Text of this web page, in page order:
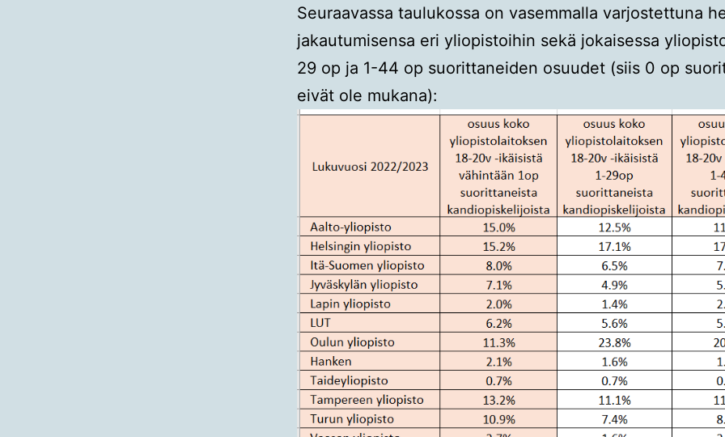
Seuraavassa taulukossa on vasemmalla varjostettuna
jakautumisensa eri yliopistoihin sekä jokaisessa
29 op ja 1-44 op suorittaneiden osuudet (siis 0 op
eivät ole mukana):